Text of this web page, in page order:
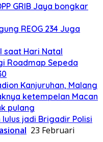
GRIB Jaya bongkar
REOG 234 Juga
saat Hari Natal
Roadmap Sepeda
Kanjuruhan, Malang
ketempelan Macan
pulang
jadi Brigadir Polisi
23 Februari